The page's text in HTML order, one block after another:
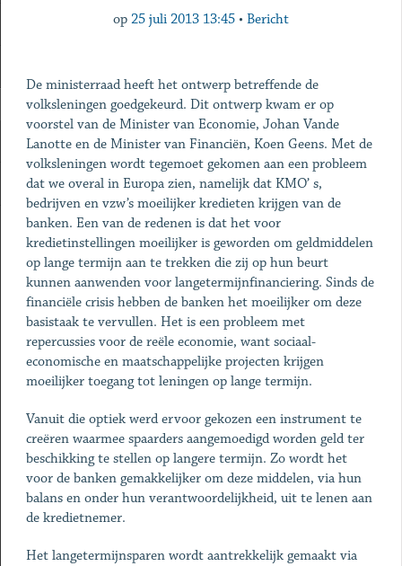
op 25 juli 2013 13:45 • Bericht
De ministerraad heeft het ontwerp betreffende de
volksleningen goedgekeurd. Dit ontwerp kwam er op
voorstel van de Minister van Economie, Johan Vande
Lanotte en de Minister van Financiën, Koen Geens. Met de
volksleningen wordt tegemoet gekomen aan een probleem
dat we overal in Europa zien, namelijk dat KMO’ s,
bedrijven en vzw’s moeilijker kredieten krijgen van de
banken. Een van de redenen is dat het voor
kredietinstellingen moeilijker is geworden om geldmiddelen
op lange termijn aan te trekken die zij op hun beurt
kunnen aanwenden voor langetermijnfinanciering. Sinds de
financiële crisis hebben de banken het moeilijker om deze
basistaak te vervullen. Het is een probleem met
repercussies voor de reële economie, want sociaal-
economische en maatschappelijke projecten krijgen
moeilijker toegang tot leningen op lange termijn.
Vanuit die optiek werd ervoor gekozen een instrument te
creëren waarmee spaarders aangemoedigd worden geld ter
beschikking te stellen op langere termijn. Zo wordt het
voor de banken gemakkelijker om deze middelen, via hun
balans en onder hun verantwoordelijkheid, uit te lenen aan
de kredietnemer.
Het langetermijnsparen wordt aantrekkelijk gemaakt via